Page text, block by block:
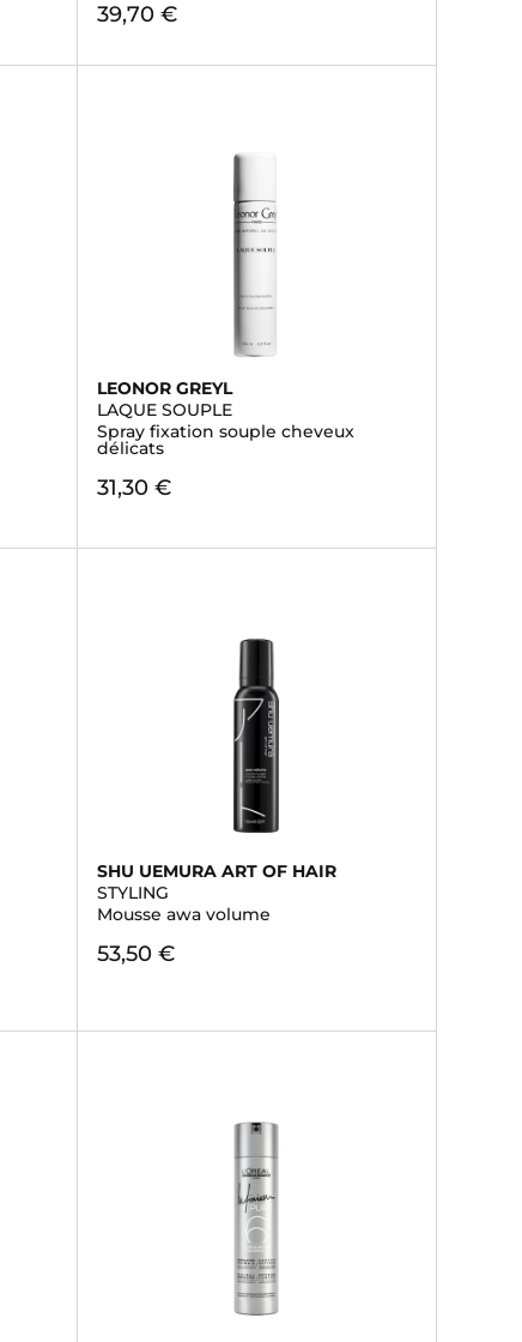
39,70 €
LEONOR GREYL
LAQUE SOUPLE
Spray fixation souple cheveux
délicats
31,30 €
SHU UEMURA ART OF HAIR
STYLING
Mousse awa volume
53,50 €